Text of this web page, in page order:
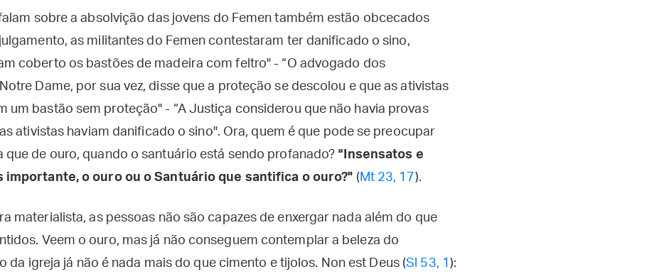
sobre a absolvição das jovens do Femen também estão obcecados
as militantes do Femen contestaram ter danificado o sino,
coberto os bastões de madeira com feltro" - “O advogado dos
Dame, por sua vez, disse que a proteção se descolou e que as ativistas
um bastão sem proteção" - “A Justiça considerou que não havia provas
ativistas haviam danificado o sino". Ora, quem é que pode se preocupar
que de ouro, quando o santuário está sendo profanado?“Insensatos e
importante, o ouro ou o Santuário que santifica o ouro?" ( Mt 23, 17 ).
materialista, as pessoas não são capazes de enxergar nada além do que
Veem o ouro, mas já não conseguem contemplar a beleza do
da igreja já não é nada mais do que cimento e tijolos. Non est Deus (Sl 53, 1 ):